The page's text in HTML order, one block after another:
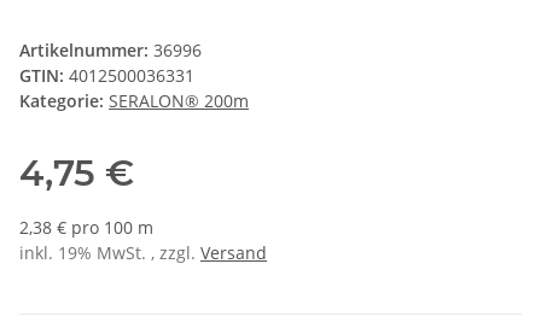
Artikelnummer: 36996
GTIN: 4012500036331
Kategorie: SERALON® 200m
4,75 €
2,38 € pro 100 m
inkl. 19% MwSt. , zzgl. Versand